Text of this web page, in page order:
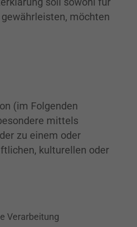
soll sowohl für
möchten
(im Folgenden
mittels
zu einem oder
kulturellen oder
Verarbeitung